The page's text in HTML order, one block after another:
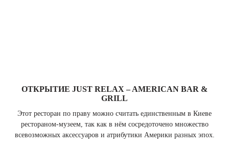
ОТКРЫТИЕ JUST RELAX – AMERICAN BAR &
GRILL
Этот ресторан по праву можно считать единственным в Киеве
рестораном-музеем, так как в нём сосредоточено множество
всевозможных аксессуаров и атрибутики Америки разных эпох.